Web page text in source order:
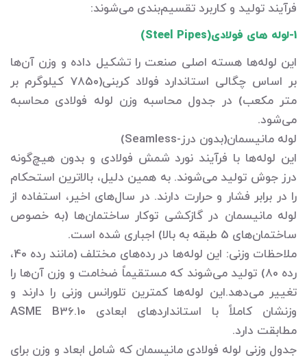
فرآیند تولید و کاربرد تقسیم‌بندی می‌شوند:
1-لوله های فولادی(Steel Pipes)
این لوله‌ها هسته اصلی صنعت را تشکیل داده و وزن آن‌ها
بر اساس چگالی استاندارد فولاد کربنی(7850 کیلوگرم بر
متر مکعب) در جدول محاسبه وزن لوله فولادی محاسبه
می‌شود.
لوله مانیسمان(بدون درز-Seamless)
این لوله‌ها با فرآیند نورد شمش فولادی و بدون هیچ‌گونه
درز جوش تولید می‌شوند. به همین دلیل، بالاترین استحکام
را در برابر فشار و حرارت دارند. در سال‌های اخیر، استفاده از
لوله مانیسمان در گازکشی توکار ساختمان‌ها (به خصوص
ساختمان‌های 5 طبقه به بالا) اجباری شده است.
ملاحظات وزنی: این لوله‌ها در رده‌های مختلف (مانند رده 40،
رده 80) تولید می‌شوند که مستقیماً ضخامت و وزن آن‌ها را
تغییر می‌دهد.این لوله‌ها کمترین تلورانس وزنی را دارند و
وزنشان کاملاً با استانداردهای ابعادی ASME B36.10
مطابقت دارد.
جدول وزنی لوله فولادی مانیسمان که شامل ابعاد و وزن برای